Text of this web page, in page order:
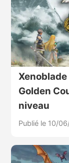
Golden
niveau
Publié le 10/